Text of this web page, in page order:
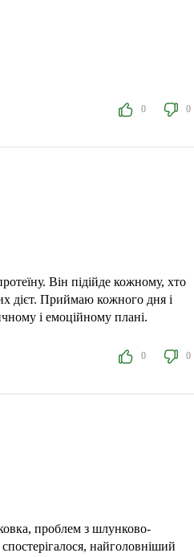
0 0
Він підійде кожному, хто
дієт. Приймаю кожного дня і
і емоційному плані.
0 0
проблем з шлунково-
найголовніший